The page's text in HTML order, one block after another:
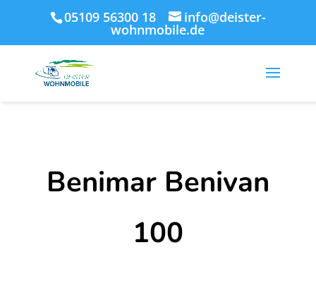
05109 56300 18 info@deister-
wohnmobile.de
Benimar Benivan
100